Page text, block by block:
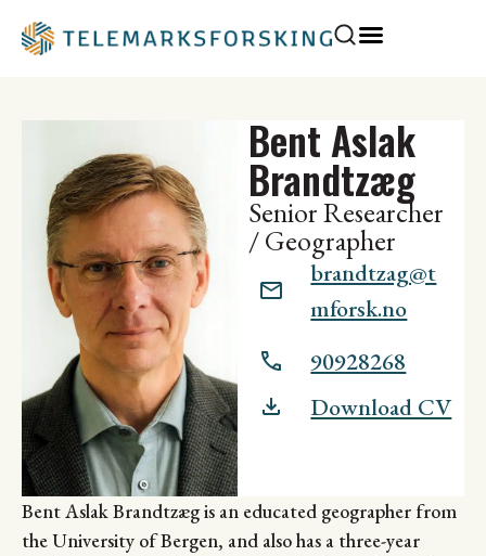
Bent Aslak
Brandtzæg
Senior Researcher
/ Geographer
brandtzag@t
mforsk.no
90928268
Download CV
Bent Aslak Brandtzæg is an educated geographer from
the University of Bergen, and also has a three-year